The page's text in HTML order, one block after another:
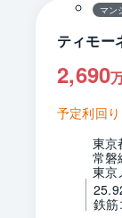
マン
ティモー
2,690
予定利回り
東京
常磐
東京
鉄筋